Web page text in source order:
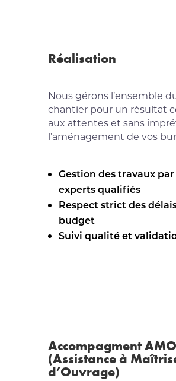
Réalisation
Nous gérons l’ensemble
chantier pour un résultat
aux attentes et sans
l’aménagement de vos
Gestion des travaux par
experts qualifiés
Respect strict des
budget
Suivi qualité et
Accompagment AMO
(Assistance à
d’Ouvrage)